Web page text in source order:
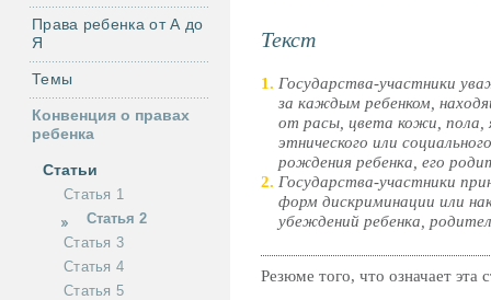
R
Текст
Государства-участники
за каждым ребенком,
от расы, цвета кожи, пола,
этнического или
рождения ребенка, его
Государства-участники
форм дискриминации или
убеждений ребенка,
Резюме того, что означает эта
Права ребенка от А до
Я
Темы
Конвенция о правах
ребенка
Статьи
Статья 1
Статья 2
Статья 3
Статья 4
Статья 5